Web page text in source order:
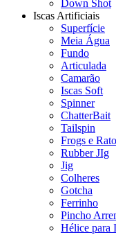
Down Shot
Iscas Artificiais
Superfície
Meia Água
Fundo
Articulada
Camarão
Iscas Soft
Spinner
ChatterBait
Tailspin
Frogs e
Rubber JIg
Jig
Colheres
Gotcha
Ferrinho
Pincho
Hélice para